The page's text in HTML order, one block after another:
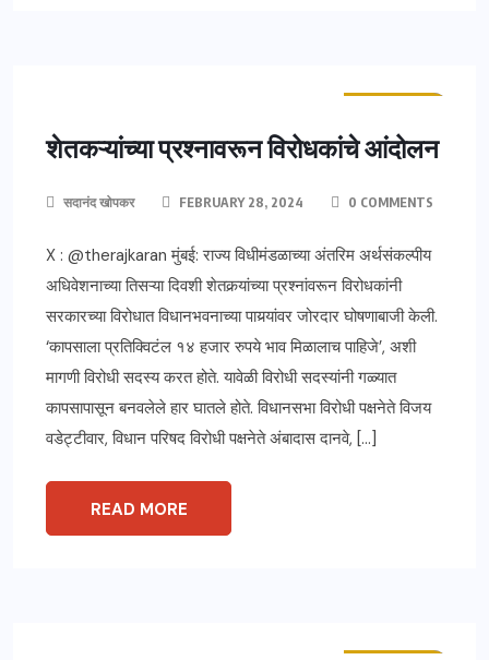
शेतकऱ्यांच्या प्रश्नावरून विरोधकांचे आंदोलन
सदानंद खोपकर FEBRUARY 28, 2024 0 COMMENTS
X : @therajkaran मुंबई: राज्य विधीमंडळाच्या अंतरिम अर्थसंकल्पीय
अधिवेशनाच्या तिसऱ्या दिवशी शेतकर्‍यांच्या प्रश्‍नांवरून विरोधकांनी
सरकारच्या विरोधात विधानभवनाच्या पायर्‍यांवर जोरदार घोषणाबाजी केली.
‘कापसाला प्रतिक्विटंल १४ हजार रुपये भाव मिळालाच पाहिजे’, अशी
मागणी विरोधी सदस्य करत होते. यावेळी विरोधी सदस्यांनी गळ्यात
कापसापासून बनवलेले हार घातले होते. विधानसभा विरोधी पक्षनेते विजय
वडेट्टीवार, विधान परिषद विरोधी पक्षनेते अंबादास दानवे, […]
READ MORE